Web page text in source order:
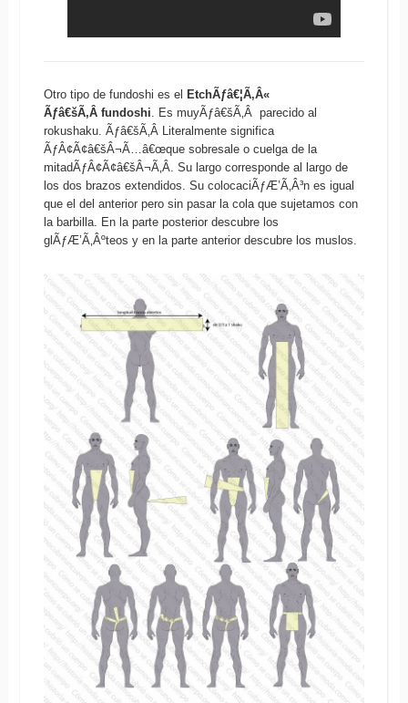
Otro tipo de fundoshi es el EtchÃƒâ€¦Ã‚Â«
Ãƒâ€šÃ‚Â fundoshi. Es muyÃƒâ€šÃ‚Â parecido al
rokushaku. Ãƒâ€šÃ‚Â Literalmente significa
ÃƒÂ¢Ã¢â€šÂ¬Ã…â€œque sobresale o cuelga de la
mitadÃƒÂ¢Ã¢â€šÂ¬Ã‚Â. Su largo corresponde al largo de
los dos brazos extendidos. Su colocaciÃƒÆ’Ã‚Â³n es igual
que el del anterior pero sin pasar la cola que sujetamos con
la barbilla. En la parte posterior descubre los
glÃƒÆ’Ã‚Âºteos y en la parte anterior descubre los muslos.